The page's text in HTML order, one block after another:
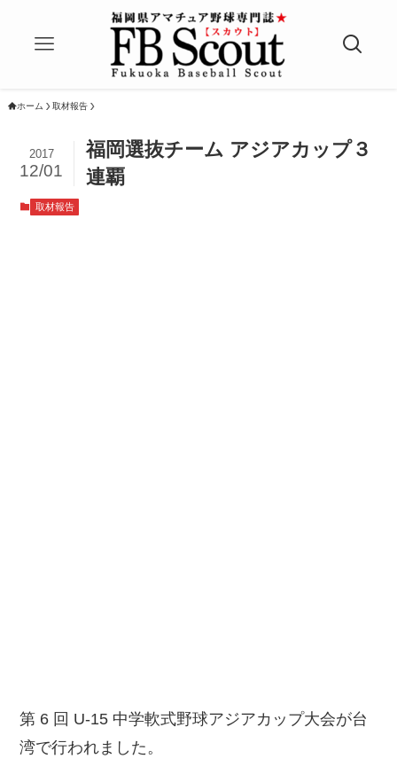
ホーム 取材報告
福岡選抜チーム アジアカップ３
連覇
2017
12/01
取材報告
第 6 回 U-15 中学軟式野球アジアカップ大会が台
湾で行われました。